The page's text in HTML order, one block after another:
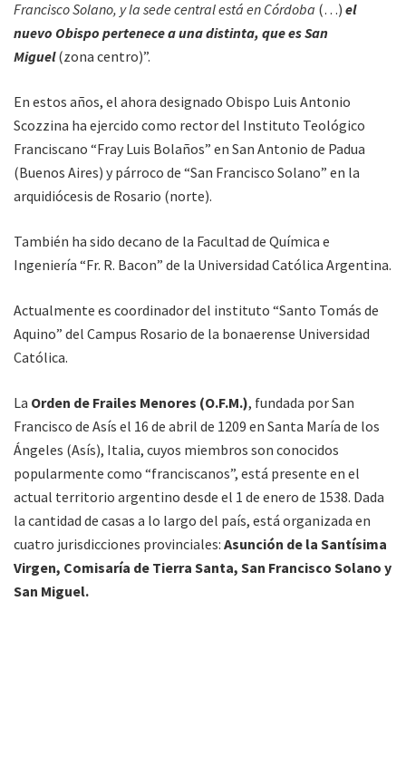
Francisco Solano, y la sede central está en Córdoba (…) el
nuevo Obispo pertenece a una distinta, que es San
Miguel(zona centro)”.
En estos años, el ahora designado Obispo Luis Antonio
Scozzina ha ejercido como rector del Instituto Teológico
Franciscano “Fray Luis Bolaños” en San Antonio de Padua
(Buenos Aires) y párroco de “San Francisco Solano” en la
arquidiócesis de Rosario (norte).
También ha sido decano de la Facultad de Química e
Ingeniería “Fr. R. Bacon” de la Universidad Católica Argentina.
Actualmente es coordinador del instituto “Santo Tomás de
Aquino” del Campus Rosario de la bonaerense Universidad
Católica.
La Orden de Frailes Menores (O.F.M.), fundada por San
Francisco de Asís el 16 de abril de 1209 en Santa María de los
Ángeles (Asís), Italia, cuyos miembros son conocidos
popularmente como “franciscanos”, está presente en el
actual territorio argentino desde el 1 de enero de 1538. Dada
la cantidad de casas a lo largo del país, está organizada en
cuatro jurisdicciones provinciales: Asunción de la Santísima
Virgen, Comisaría de Tierra Santa, San Francisco Solano y
San Miguel.